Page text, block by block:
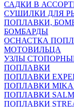
САДКИ В
СУШИЛКИ ДЛЯ
ПОПЛАВКИ,
БОМБАРДЫ
ОСНАСТКА
МОТОВИЛЬЦА
УЗЛЫ
ПОПЛАВКИ
ПОПЛАВКИ
ПОПЛАВКИ
ПОПЛАВКИ
ПОПЛАВКИ